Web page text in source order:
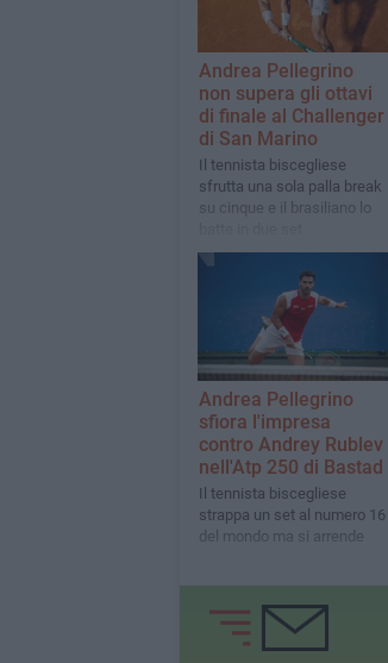
Andrea Pellegrino
non supera gli ottavi
di finale al Challenger
di San Marino
Il tennista biscegliese
sfrutta una sola palla break
su cinque e il brasiliano lo
Andrea Pellegrino
sfiora l'impresa
contro Andrey Rublev
nell'Atp 250 di Bastad
Il tennista biscegliese
strappa un set al numero 16
del mondo ma si arrende